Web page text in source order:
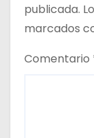
publicada.
marcados
Comentario